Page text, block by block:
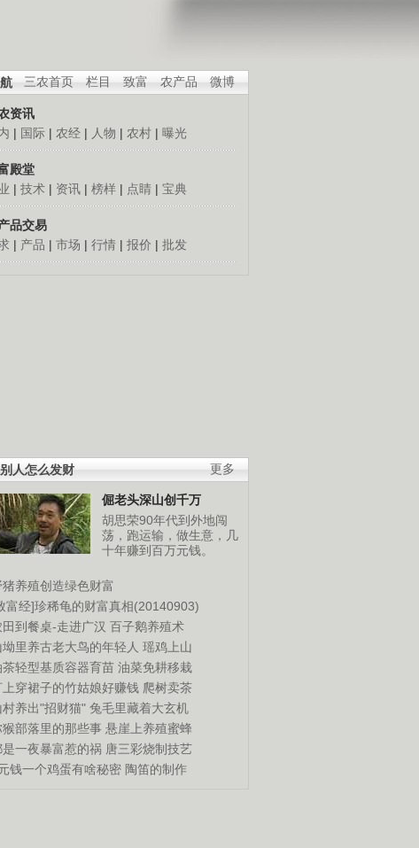
三农首页 栏目 致富 农产品 微博
资讯
| 国际 | 农经 | 人物 | 农村 | 曝光
殿堂
| 技术 | 资讯 | 榜样 | 点睛 | 宝典
品交易
| 产品 | 市场 | 行情 | 报价 | 批发
更多
人怎么发财
倔老头深山创千万
胡思荣90年代到外地闯
荡，跑运输，做生意，几
十年赚到百万元钱。
猪养殖创造绿色财富
富经]珍稀龟的财富真相(20140903)
田到餐桌-走进广汉 百子鹅养殖术
坳里养古老大鸟的年轻人 瑶鸡上山
茶轻型基质容器育苗 油菜免耕移栽
上穿裙子的竹姑娘好赚钱 爬树卖茶
村养出"招财猫" 兔毛里藏着大玄机
猴部落里的那些事 悬崖上养殖蜜蜂
是一夜暴富惹的祸 唐三彩烧制技艺
钱一个鸡蛋有啥秘密 陶笛的制作